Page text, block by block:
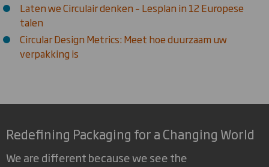
Laten we Circulair denken – Lesplan in 12 Europese
talen
Circular Design Metrics: Meet hoe duurzaam uw
verpakking is
Redefining Packaging for a Changing World
We are different because we see the